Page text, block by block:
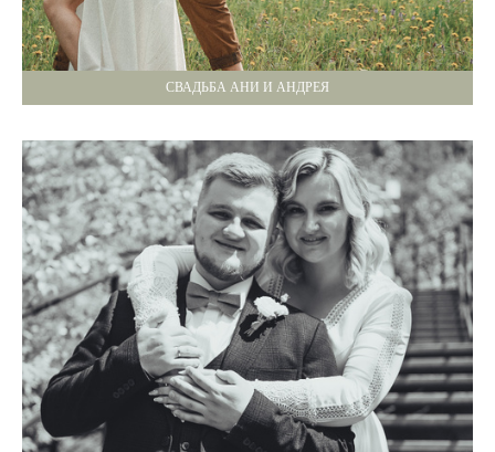
СВАДЬБА АНИ И АНДРЕЯ